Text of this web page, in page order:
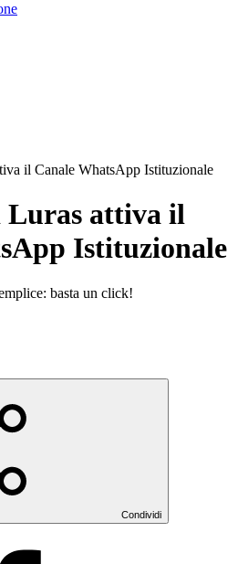
il Canale WhatsApp Istituzionale
Luras attiva il
Istituzionale
basta un click!
Condividi